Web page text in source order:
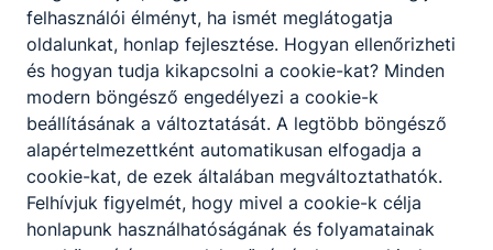
(maximum 1 oldal terjedelemben),
a szakképző intézmény vezetésére
vonatkozó, a pályázó által aláírt program,
amely tartalmazza a szakmai
helyzetelemzésre épülő fejlesztési
elképzeléseket,
nyilatkozat arra vonatkozóan, hogy a pályázó
hozzájárul a teljes pályázati anyagának
sokszorosításához, továbbításához (harmadik
felhasználói élményt, ha ismét meglátogatja
oldalunkat, honlap fejlesztése. Hogyan ellenőrizheti
és hogyan tudja kikapcsolni a cookie-kat? Minden
modern böngésző engedélyezi a cookie-k
beállításának a változtatását. A legtöbb böngésző
alapértelmezettként automatikusan elfogadja a
cookie-kat, de ezek általában megváltoztathatók.
Felhívjuk figyelmét, hogy mivel a cookie-k célja
honlapunk használhatóságának és folyamatainak